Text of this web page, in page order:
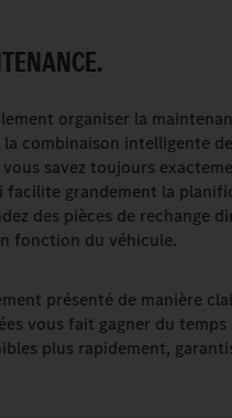
organiser la
combinaison intelligente
savez toujours
facilite grandement la
des pièces de rechange
fonction du véhicule.
présenté de manière
vous fait gagner du
plus rapidement,